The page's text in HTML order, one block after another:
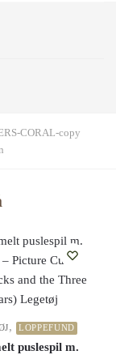
CORAL-copy
, LOPPEFUND
puslespil m.